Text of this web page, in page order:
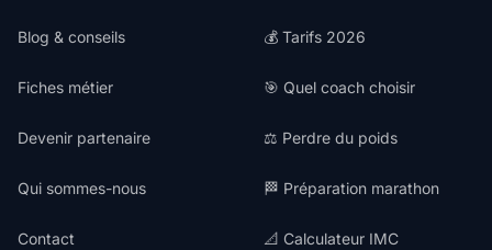
Blog & conseils
Fiches métier
Devenir partenaire
Qui sommes-nous
Contact
💰 Tarifs 2026
🎯 Quel coach choisir
⚖️ Perdre du poids
🏁 Préparation marathon
📐 Calculateur IMC